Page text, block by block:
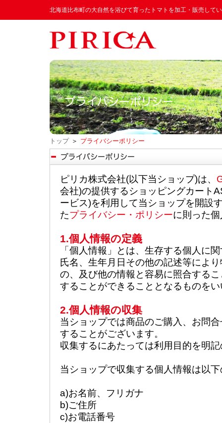
北海道比布町の大自然を浴びて育ったトマトを加工・販売して
トップ ＞ プライバシーポリシー
ピリカ株式会社(以下当ショップ)は、
会社)の提供するショッピングカー
ービス)を利用して当ショップを開設
たプライバシー・ポリシーに則った
1.個人情報の定義
「個人情報」とは、生存する個人に
氏名、生年月日その他の記述等によ
の、及び他の情報と容易に照合する
することができることとなるものを
2.個人情報の収集
当ショップでは商品のご購入、お問
することがございます。
収集するにあたっては利用目的を明
当ショップで収集する個人情報は以
a)お名前、フリガナ
b)ご住所
c)お電話番号